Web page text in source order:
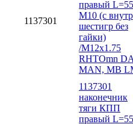
1137301
правый L=55
M10 (с внутр
шестигр без
гайки)
/M12x1.75
RHTOmn
MAN, MB
1137301
наконечник
тяги КПП
правый L=55